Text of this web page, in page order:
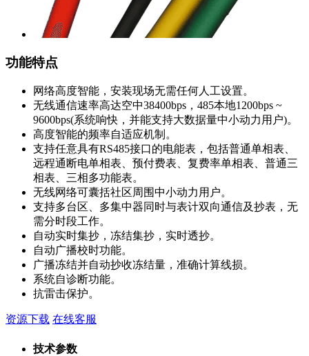
功能特点
网络高度智能，安装现场无需任何人工设置。
无线通信速率高达空中38400bps，485本地1200bps ~
9600bps(系统响快，并能支持大数据量中小动力用户)。
高度智能的频率自适应机制。
支持任意具有RS485接口的电能表，包括普通单相表、
远程通断电单相表、预付费表、复费率单相表、普通三
相表、三相多功能表。
无线网络可囊括社区周围中小动力用户。
支持多台区、多集中器同时与表计双向通信及抄表，无
需分时段工作。
自动实时集抄，冻结集抄，实时透抄。
自动广播校时功能。
广播冻结并自动抄收冻结量，准确计算线损。
系统自诊断功能。
抗雷击保护。
资源下载 在线客服
技术参数